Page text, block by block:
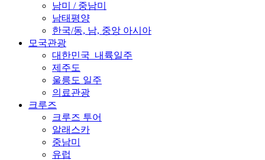
남미 / 중남미
남태평양
한국/동, 남, 중앙 아시아
모국관광
대한민국_내륙일주
제주도
울릉도 일주
의료관광
크루즈
크루즈 투어
알래스카
중남미
유럽